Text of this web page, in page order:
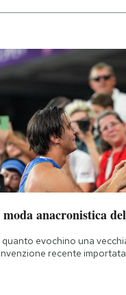
anacronistica
quanto evochino una
recente